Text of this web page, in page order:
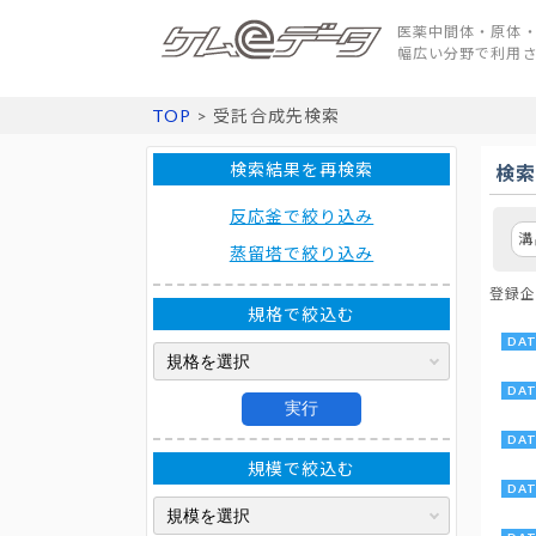
医薬中間体・原体
幅広い分野で利用
TOP > 受託合成先検索
検索結果を再検索
反応釜で絞り込み
蒸留塔で絞り込み
規格で絞込む
実行
規模で絞込む
検
登録